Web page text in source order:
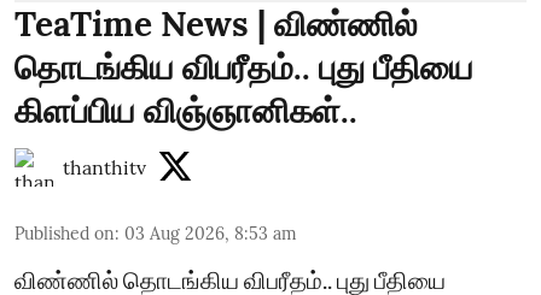
TeaTime News | விண்ணில்
தொடங்கிய விபரீதம்.. புது பீதியை
கிளப்பிய விஞ்ஞானிகள்..
thanthitv
Published on: 03 Aug 2026, 8:53 am
விண்ணில் தொடங்கிய விபரீதம்.. புது பீதியை